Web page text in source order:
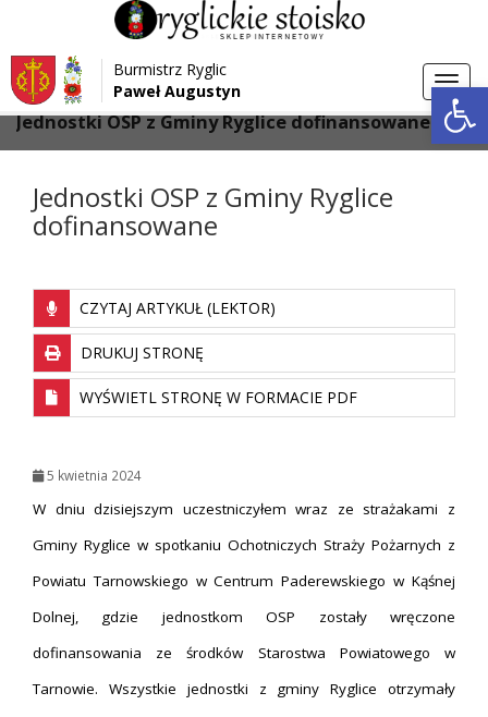
Przejdź do menu
Przejdź do głównej treści strony
Przejdź do stopki strony
Burmistrz Ryglic
Paweł Augustyn
Strona główna > Aktualności
Jednostki OSP z Gminy Ryglice dofinansowane
Jednostki OSP z Gminy Ryglice
dofinansowane
CZYTAJ ARTYKUŁ (LEKTOR)
DRUKUJ STRONĘ
WYŚWIETL STRONĘ W FORMACIE PDF
5 kwietnia 2024
W dniu dzisiejszym uczestniczyłem wraz ze strażakami z
Gminy Ryglice w spotkaniu Ochotniczych Straży Pożarnych z
Powiatu Tarnowskiego w Centrum Paderewskiego w Kąśnej
Dolnej, gdzie jednostkom OSP zostały wręczone
dofinansowania ze środków Starostwa Powiatowego w
Tarnowie. Wszystkie jednostki z gminy Ryglice otrzymały